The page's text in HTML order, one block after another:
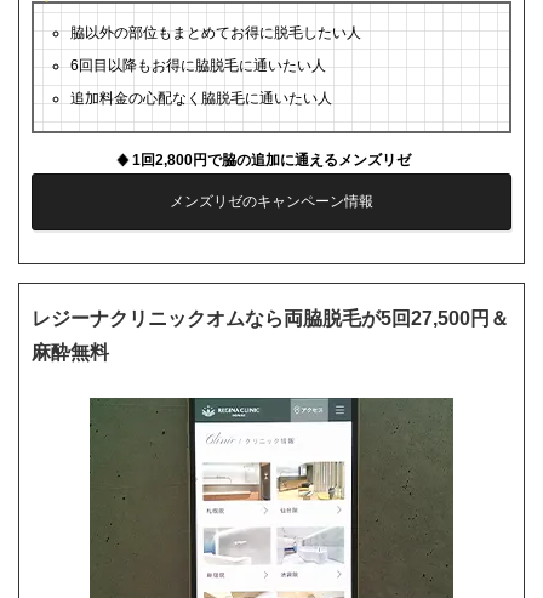
脇以外の部位もまとめてお得に脱毛したい人
6回目以降もお得に脇脱毛に通いたい人
追加料金の心配なく脇脱毛に通いたい人
1回2,800円で脇の追加に通えるメンズリゼ
メンズリゼのキャンペーン情報
レジーナクリニックオムなら両脇脱毛が5回27,500円＆
麻酔無料